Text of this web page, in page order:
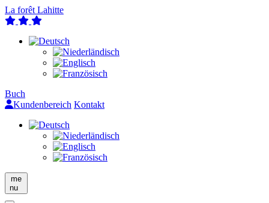
La forêt Lahitte
Buch
Kundenbereich Kontakt
me
nu